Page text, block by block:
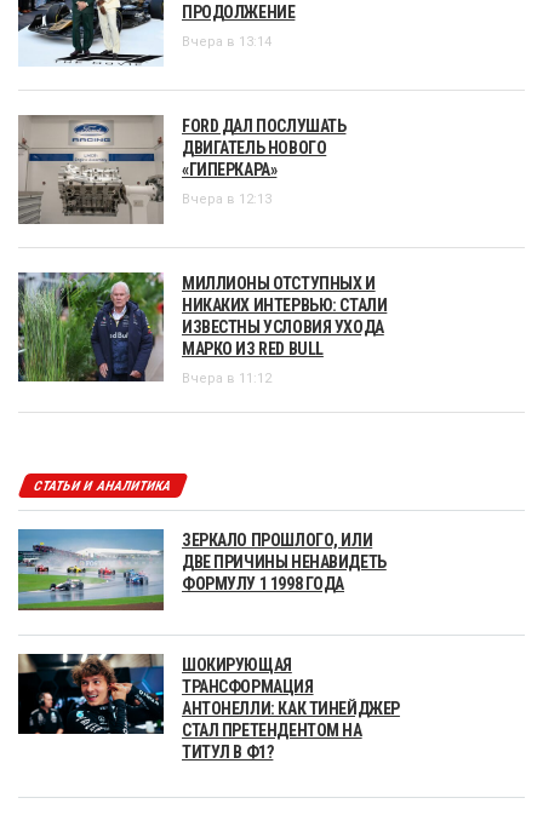
ПРОДОЛЖЕНИЕ
Вчера в 13:14
FORD ДАЛ ПОСЛУШАТЬ
ДВИГАТЕЛЬ НОВОГО
«ГИПЕРКАРА»
Вчера в 12:13
МИЛЛИОНЫ ОТСТУПНЫХ И
НИКАКИХ ИНТЕРВЬЮ: СТАЛИ
ИЗВЕСТНЫ УСЛОВИЯ УХОДА
МАРКО ИЗ RED BULL
Вчера в 11:12
СТАТЬИ И АНАЛИТИКА
ЗЕРКАЛО ПРОШЛОГО, ИЛИ
ДВЕ ПРИЧИНЫ НЕНАВИДЕТЬ
ФОРМУЛУ 1 1998 ГОДА
ШОКИРУЮЩАЯ
ТРАНСФОРМАЦИЯ
АНТОНЕЛЛИ: КАК ТИНЕЙДЖЕР
СТАЛ ПРЕТЕНДЕНТОМ НА
ТИТУЛ В Ф1?